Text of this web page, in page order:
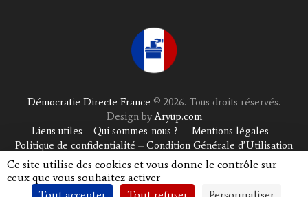
Démocratie Directe France © 2026. Tous droits réservés.
Design by Aryup.com
Liens utiles – Qui sommes-nous ? – Mentions légales –
Politique de confidentialité – Condition Générale d’Utilisation
Ce site utilise des cookies et vous donne le contrôle sur
ceux que vous souhaitez activer